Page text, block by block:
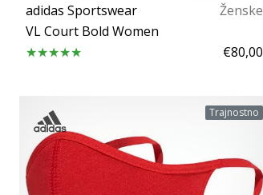
adidas Sportswear
Ženske
VL Court Bold Women
€80,00
Trajnostno